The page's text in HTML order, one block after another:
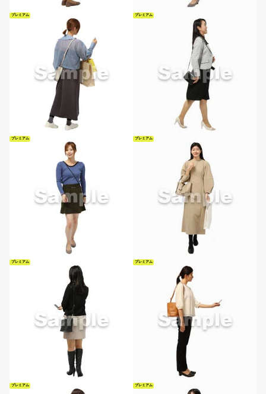
プレミアム プレミアム
プレミアム プレミアム
プレミアム プレミアム
プレミアム プレミアム